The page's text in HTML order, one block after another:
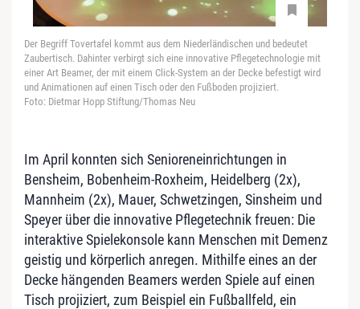
Der Begriff Tovertafel kommt aus dem Niederländischen und bedeutet
Zaubertisch. Dahinter verbirgt sich eine innovative Pflegetechnologie mit
einer Art Beamer, der mit einem Click-System an der Decke befestigt wird
und Animationen auf einen Tisch oder den Fußboden projiziert.
Foto: Dietmar Hopp Stiftung/Thomas Neu
Im April konnten sich Senioreneinrichtungen in
Bensheim, Bobenheim-Roxheim, Heidelberg (2x),
Mannheim (2x), Mauer, Schwetzingen, Sinsheim und
Speyer über die innovative Pflegetechnik freuen: Die
interaktive Spielekonsole kann Menschen mit Demenz
geistig und körperlich anregen. Mithilfe eines an der
Decke hängenden Beamers werden Spiele auf einen
Tisch projiziert, zum Beispiel ein Fußballfeld, ein